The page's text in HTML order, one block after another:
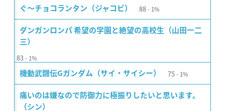
ぐ〜チョコランタン（ジャコビ） 88 1%
ダンガンロンパ 希望の学園と絶望の高校生（山田一二
三）
83 1%
機動武闘伝Gガンダム（サイ・サイシー） 75 1%
痛いのは嫌なので防御力に極振りしたいと思います。
（シン）